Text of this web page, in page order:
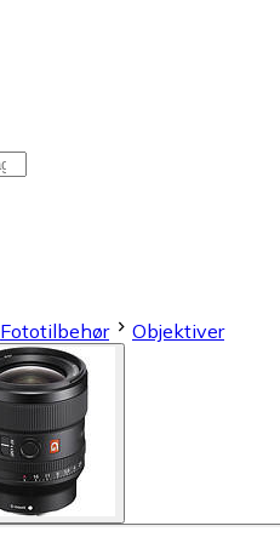
Fototilbehør Objektiver